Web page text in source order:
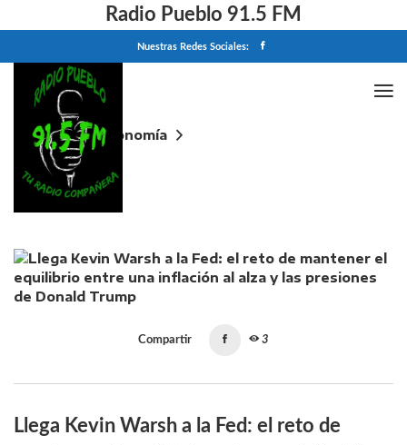
Radio Pueblo 91.5 FM
Nuestras Redes Sociales:
Home
Economía
Llega Kevin Warsh a la Fed: el reto de mantener el
equilibrio entre una inflación al alza y las presiones
de Donald Trump
Compartir 3
Llega Kevin Warsh a la Fed: el reto de